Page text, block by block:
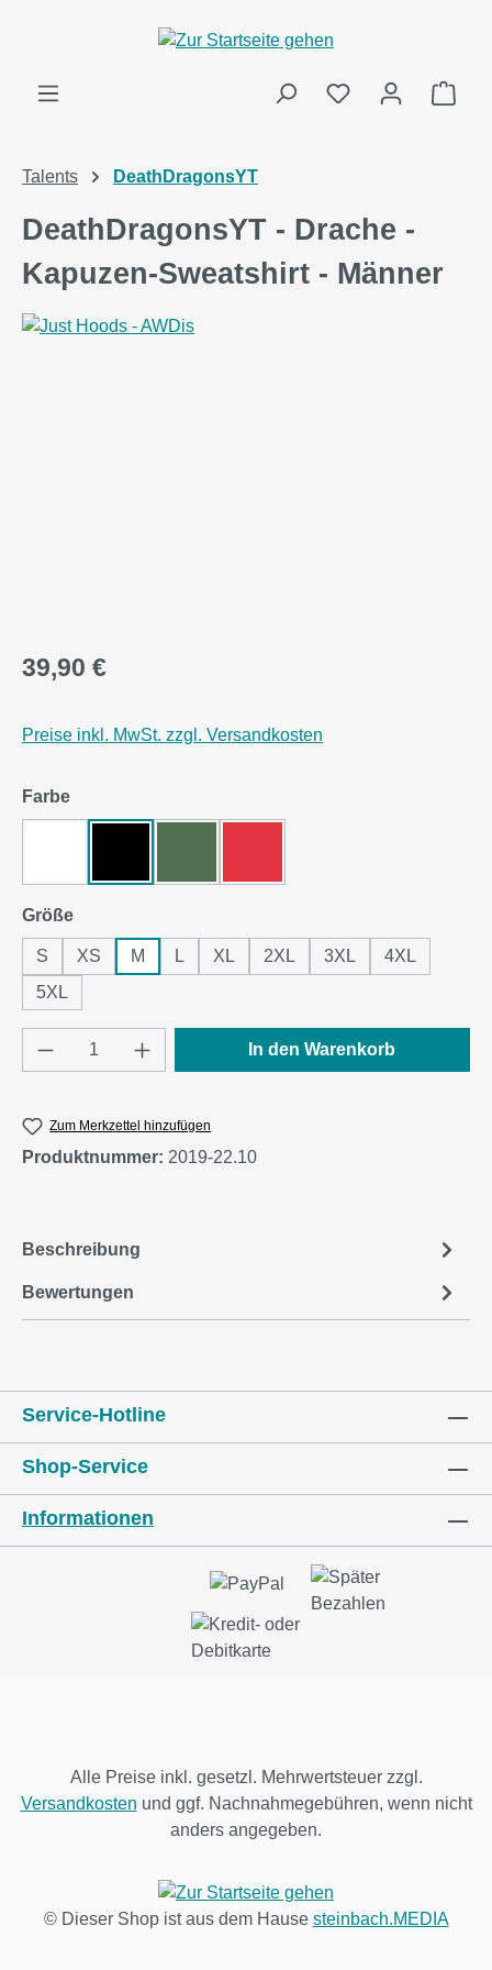
Talents DeathDragonsYT
DeathDragonsYT - Drache -
Kapuzen-Sweatshirt - Männer
39,90 €
Preise inkl. MwSt. zzgl. Versandkosten
Farbeauswählen
Größeauswählen
S XS M L XL 2XL 3XL
4XL
5XL
Produkt Anzahl: Gib den gewünschten
In den Warenkorb
Zum Merkzettel hinzufügen
Produktnummer: 2019-22.10
Beschreibung
Bewertungen
Service-Hotline
Shop-Service
Informationen
Alle Preise inkl. gesetzl. Mehrwertsteuer zzgl.
Versandkosten und ggf. Nachnahmegebühren, wenn nicht
anders angegeben.
© Dieser Shop ist aus dem Hause steinbach.MEDIA